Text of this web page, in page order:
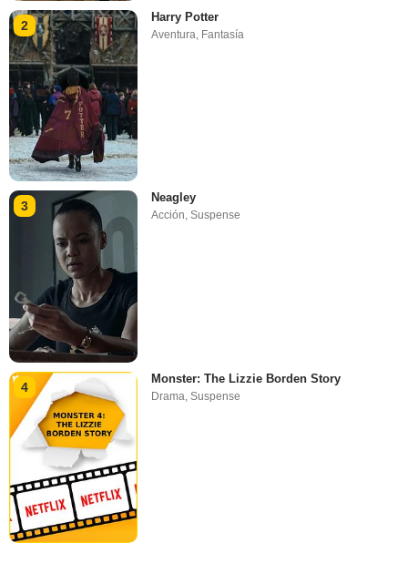
2
Harry Potter
Aventura, Fantasía
3
Neagley
Acción,Suspense
4
Monster: The Lizzie Borden Story
Drama ,Suspense